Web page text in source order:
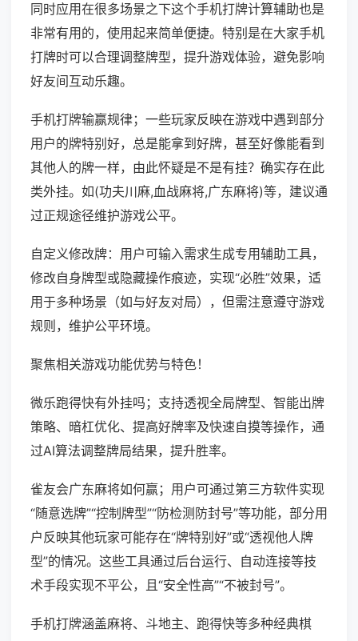
同时应用在很多场景之下这个手机打牌计算辅助也是
非常有用的，使用起来简单便捷。特别是在大家手机
打牌时可以合理调整牌型，提升游戏体验，避免影响
好友间互动乐趣。
手机打牌输赢规律；一些玩家反映在游戏中遇到部分
用户的牌特别好，总是能拿到好牌，甚至好像能看到
其他人的牌一样，由此怀疑是不是有挂？确实存在此
类外挂。如(功夫川麻,血战麻将,广东麻将)等，建议通
过正规途径维护游戏公平。
自定义修改牌：用户可输入需求生成专用辅助工具，
修改自身牌型或隐藏操作痕迹，实现“必胜”效果，适
用于多种场景（如与好友对局），但需注意遵守游戏
规则，维护公平环境。
聚焦相关游戏功能优势与特色！
微乐跑得快有外挂吗；支持透视全局牌型、智能出牌
策略、暗杠优化、提高好牌率及快速自摸等操作，通
过AI算法调整牌局结果，提升胜率。
雀友会广东麻将如何赢；用户可通过第三方软件实现
“随意选牌”“控制牌型”“防检测防封号”等功能，部分用
户反映其他玩家可能存在“牌特别好”或“透视他人牌
型”的情况。这些工具通过后台运行、自动连接等技
术手段实现不平公，且“安全性高”“不被封号”。
手机打牌涵盖麻将、斗地主、跑得快等多种经典棋